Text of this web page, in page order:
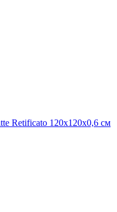
Retificato 120x120x0,6 см